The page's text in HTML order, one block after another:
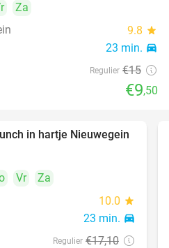
Za
9.8 star
23 min. directions_car
Regulier €15
€9,50
36%
in hartje Nieuwegein
Vr
Za
10.0 star
23 min. directions_car
Regulier €17,10